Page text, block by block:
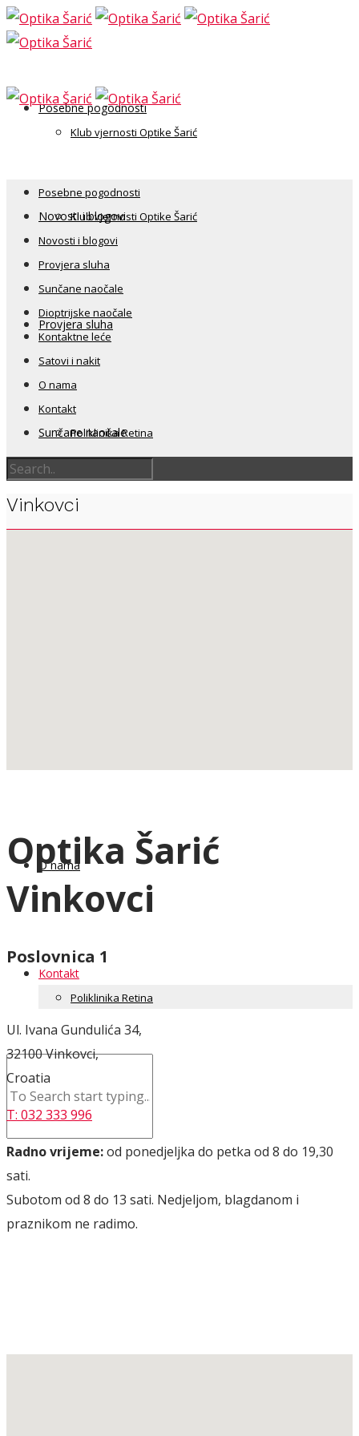
Posebne pogodnosti
Klub vjernosti Optike Šarić
Novosti i blogovi
Provjera sluha
Sunčane naočale
O nama
Kontakt
Poliklinika Retina
Posebne pogodnosti
Klub vjernosti Optike Šarić
Novosti i blogovi
Provjera sluha
Sunčane naočale
Dioptrijske naočale
Kontaktne leće
Satovi i nakit
O nama
Kontakt
Poliklinika Retina
Vinkovci
Optika Šarić
Vinkovci
Poslovnica 1
Ul. Ivana Gundulića 34,
32100 Vinkovci,
Croatia
T: 032 333 996
Radno vrijeme:od ponedjeljka do petka od 8 do 19,30
sati.
Subotom od 8 do 13 sati. Nedjeljom, blagdanom i
praznikom ne radimo.